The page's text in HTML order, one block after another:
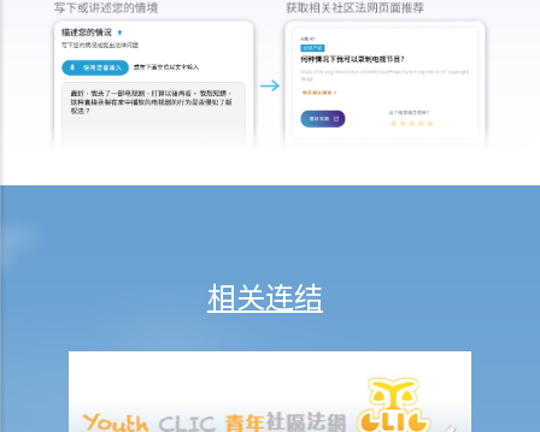
12. 如发现信贷提供者或信贷资料服务机构不当地处理我的资料，我可
采取甚么行动？
13. 私隐专员公署之查询个案简述 ─ 我作为信贷安排的担保人，若银行
在 (i)批核贷款申请时及 (ii)检讨现有贷款安排时查阅我的信贷报告，银行
使用身分证号码及身分证副本
1. 概括来说，别人可在甚么情况下向我索取身分证号码或身分证副本?
2. 大厦保安员可否要求我把身分证号码登记在大厦入口处的访客登记册
相关连结